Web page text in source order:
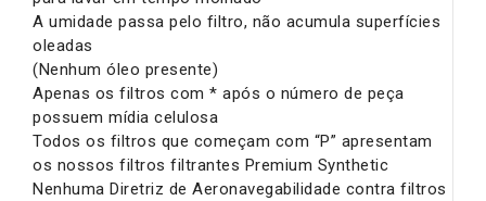
A umidade passa pelo filtro, não acumula superfícies
oleadas
(Nenhum óleo presente)
Apenas os filtros com * após o número de peça
possuem mídia celulosa
Todos os filtros que começam com “P” apresentam
os nossos filtros filtrantes Premium Synthetic
Nenhuma Diretriz de Aeronavegabilidade contra filtros